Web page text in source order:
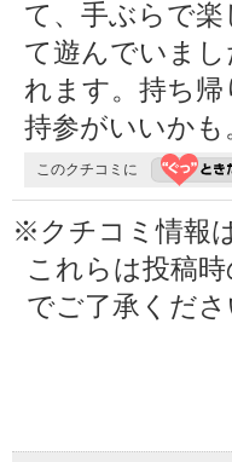
て、手ぶらで
て遊んでいま
れます。持ち
持参がいいかも
このクチコミに
※クチコミ情報
これらは投稿
でご了承くださ